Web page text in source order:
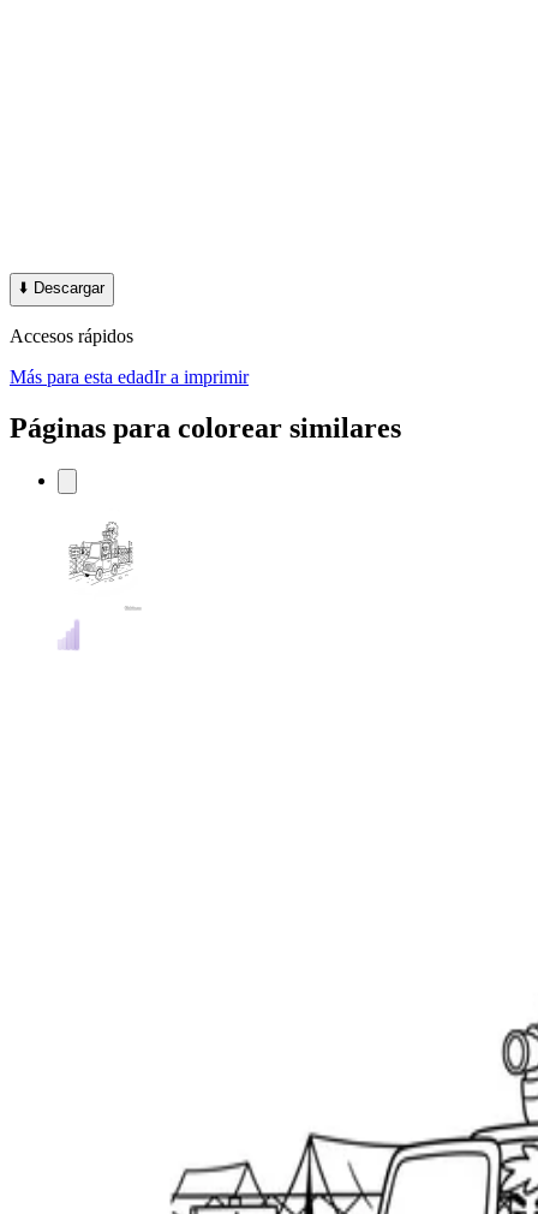
⬇️ Descargar
Accesos rápidos
Más para esta edadIr a imprimir
Páginas para colorear similares